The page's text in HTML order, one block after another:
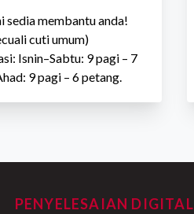
sedia membantu anda!
cuti umum)
Isnin–Sabtu: 9 pagi – 7
9 pagi – 6 petang.
PENYELESAIAN DIGITAL